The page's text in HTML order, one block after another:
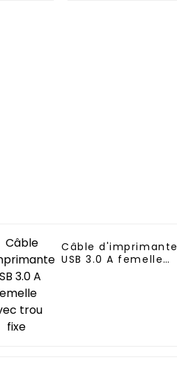
Câble d'imprimante
USB 3.0 A femelle